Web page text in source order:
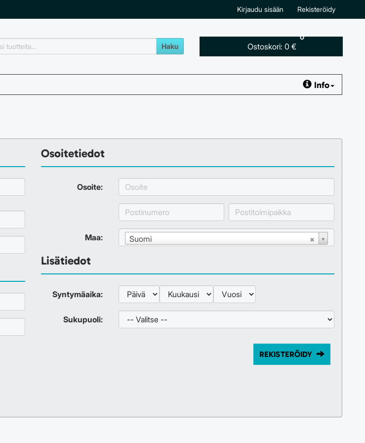
Kirjaudu sisään Rekisteröidy
Haku Ostoskori: 0 €
0
Info
Osoitetiedot
Osoite:
Maa: Suomi
Lisätiedot
Syntymäaika:
Sukupuoli:
REKISTERÖIDY